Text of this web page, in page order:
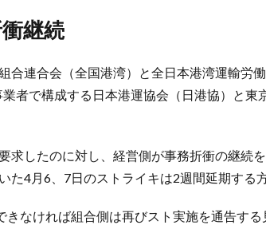
衝継続
合連合会（全国港湾）と全日本港湾運輸労
者で構成する日本港運協会（日港協）と東
求したのに対し、経営側が事務折衝の継続
た4月6、7日のストライキは2週間延期する
なければ組合側は再びスト実施を通告する